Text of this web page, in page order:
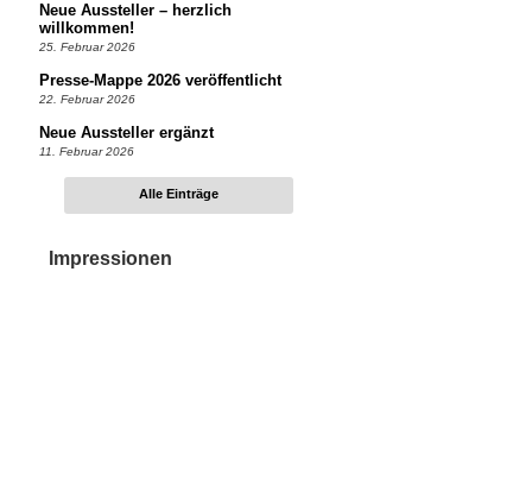
Neue Aussteller – herzlich
willkommen!
25. Februar 2026
Presse-Mappe 2026 veröffentlicht
22. Februar 2026
Neue Aussteller ergänzt
11. Februar 2026
Alle Einträge
Impressionen